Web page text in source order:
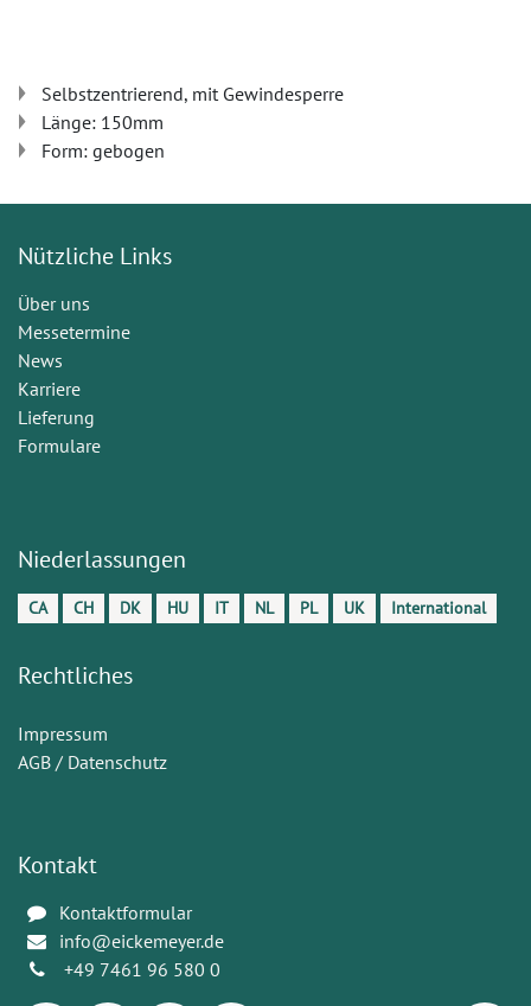
Selbstzentrierend, mit Gewindesperre
Länge: 150mm
Form: gebogen
Nützliche Links
Über uns
Messetermine
News
Karriere
Lieferung
Formulare
Niederlassungen
CA CH DK HU IT NL PL UK International
Rechtliches
Impressum
AGB / Datenschutz
Kontakt
Kontaktformular
info@eickemeyer.de
+49 7461 96 580 0